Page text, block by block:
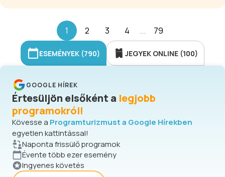
eseménynaptár összeállításban
mindenki találhat kedvére való
programot.
1 2 3 4 ... 79
ESEMÉNYEK (790) JEGYEK ONLINE (100)
GOOGLE HÍREK
Értesüljön elsőként a legjobb
programokról!
Kövesse a Programturizmust a Google Hírekben
egyetlen kattintással!
Naponta frissülő programok
Évente több ezer esemény
Ingyenes követés